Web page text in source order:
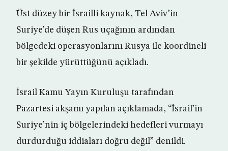
Üst düzey bir İsrailli kaynak, Tel Aviv’in
Suriye’de düşen Rus uçağının ardından
bölgedeki operasyonlarını Rusya ile koordineli
bir şekilde yürüttüğünü açıkladı.
İsrail Kamu Yayın Kuruluşu tarafından
Pazartesi akşamı yapılan açıklamada, “İsrail’in
Suriye’nin iç bölgelerindeki hedefleri vurmayı
durdurduğu iddiaları doğru değil” denildi.